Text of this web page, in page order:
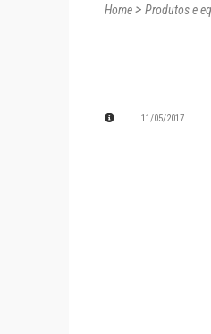
Home> Produtos e
11/05/2017